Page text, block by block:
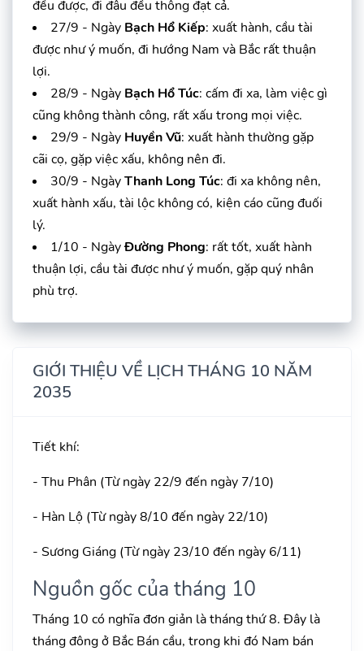
đều được, đi đâu đều thông đạt cả.
27/9 - Ngày Bạch Hổ Kiếp: xuất hành, cầu tài
được như ý muốn, đi hướng Nam và Bắc rất thuận
lợi.
28/9 - Ngày Bạch Hổ Túc: cấm đi xa, làm việc gì
cũng không thành công, rất xấu trong mọi việc.
29/9 - Ngày Huyền Vũ: xuất hành thường gặp
cãi cọ, gặp việc xấu, không nên đi.
30/9 - NgàyThanh Long Túc: đi xa không nên,
xuất hành xấu, tài lộc không có, kiện cáo cũng đuối
lý.
1/10 - NgàyĐường Phong: rất tốt, xuất hành
thuận lợi, cầu tài được như ý muốn, gặp quý nhân
phù trợ.
GIỚI THIỆU VỀ LỊCH THÁNG 10 NĂM
2035
Tiết khí:
- Thu Phân (Từ ngày 22/9 đến ngày 7/10)
- Hàn Lộ (Từ ngày 8/10 đến ngày 22/10)
- Sương Giáng (Từ ngày 23/10 đến ngày 6/11)
Nguồn gốc của tháng 10
Tháng 10 có nghĩa đơn giản là tháng thứ 8. Đây là
tháng đông ở Bắc Bán cầu, trong khi đó Nam bán